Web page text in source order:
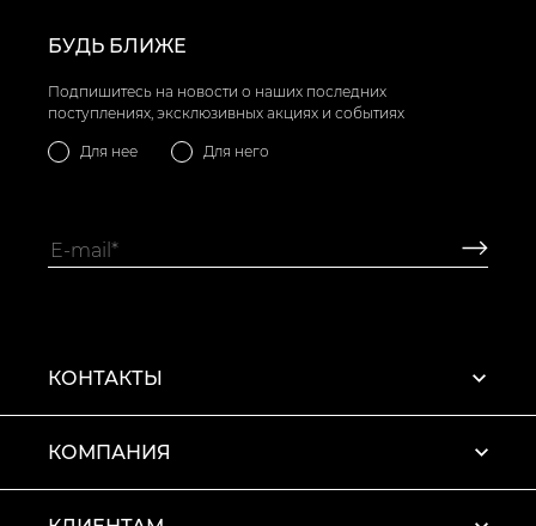
БУДЬ БЛИЖЕ
Подпишитесь на новости о наших последних
поступлениях, эксклюзивных акциях и событиях
Для нее Для него
КОНТАКТЫ
КОМПАНИЯ